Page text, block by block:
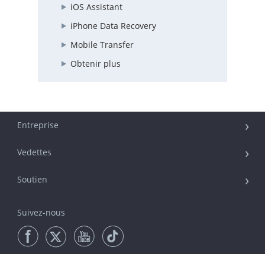
iOS Assistant
iPhone Data Recovery
Mobile Transfer
Obtenir plus
Entreprise
Vedettes
Soutien
Suivez-nous